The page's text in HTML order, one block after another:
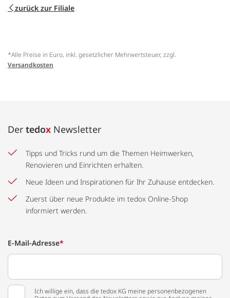
zurück zur Filiale
*Alle Preise in Euro, inkl. gesetzlicher Mehrwertsteuer, zzgl.
Versandkosten
Der tedox Newsletter
Tipps und Tricks rund um die Themen Heimwerken,
Renovieren und Einrichten erhalten.
Neue Ideen und Inspirationen für Ihr Zuhause entdecken.
Zuerst über neue Produkte im tedox Online-Shop
informiert werden.
E-Mail-Adresse*
Ich willige ein, dass die tedox KG meine personenbezogenen